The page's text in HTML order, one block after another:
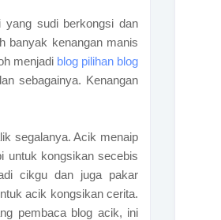
yang sudi berkongsi dan
banyak kenangan manis
menjadi blog pilihan blog
sebagainya. Kenangan
segalanya. Acik menaip
untuk kongsikan secebis
cikgu dan juga pakar
acik kongsikan cerita.
pembaca blog acik, ini